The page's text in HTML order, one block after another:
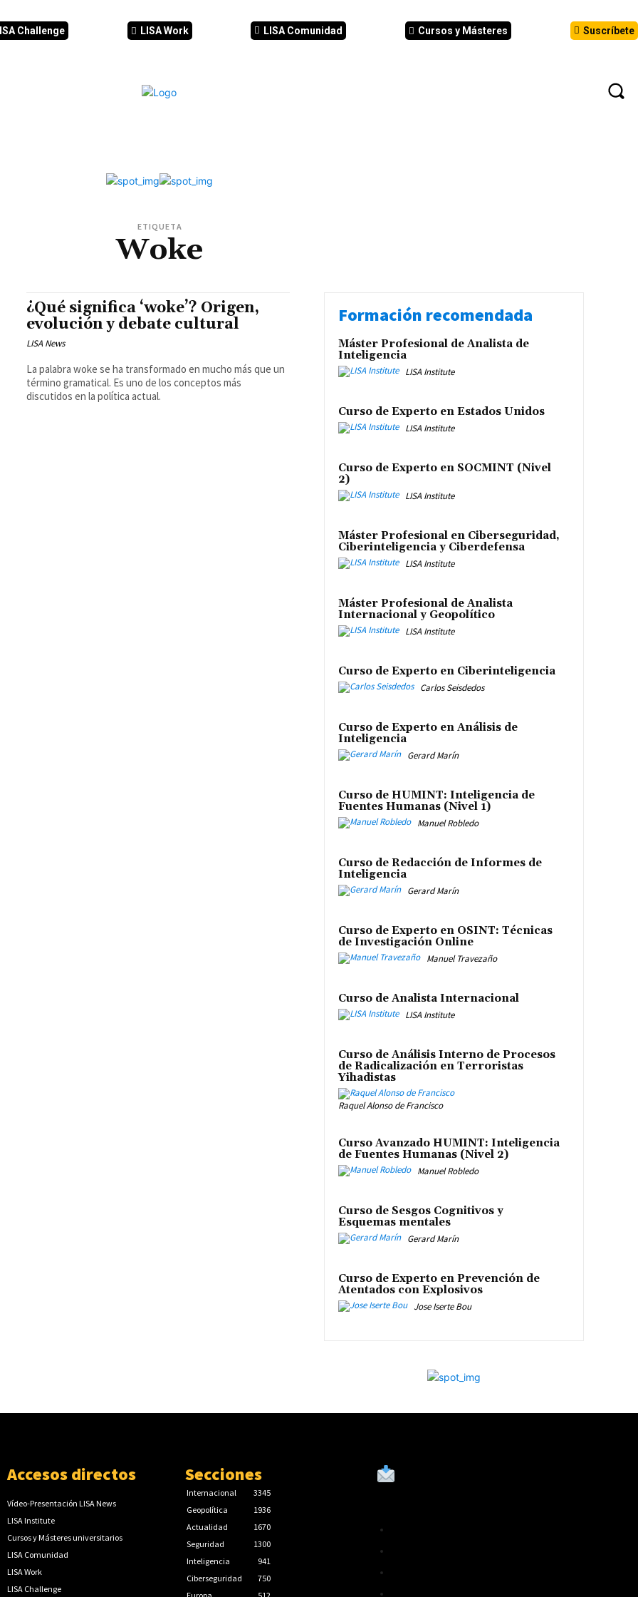
Suscríbete
Cursos y Másteres
LISA Comunidad
LISA Work
Challenge
ETIQUETA
Woke
¿Qué significa ‘woke’? Origen,
evolución y debate cultural
LISA News
La palabra woke se ha transformado en mucho más que un
término gramatical. Es uno de los conceptos más
discutidos en la política actual.
Formación recomendada
Máster Profesional de Analista de
Inteligencia
LISA Institute
Curso de Experto en Estados Unidos
LISA Institute
Curso de Experto en SOCMINT (Nivel
2)
LISA Institute
Máster Profesional en Ciberseguridad,
Ciberinteligencia y Ciberdefensa
LISA Institute
Máster Profesional de Analista
Internacional y Geopolítico
LISA Institute
Curso de Experto en Ciberinteligencia
Carlos Seisdedos
Curso de Experto en Análisis de
Inteligencia
Gerard Marín
Curso de HUMINT: Inteligencia de
Fuentes Humanas (Nivel 1)
Manuel Robledo
Curso de Redacción de Informes de
Inteligencia
Gerard Marín
Curso de Experto en OSINT: Técnicas
de Investigación Online
Manuel Travezaño
Curso de Analista Internacional
LISA Institute
Curso de Análisis Interno de Procesos
de Radicalización en Terroristas
Yihadistas
Raquel Alonso de Francisco
Curso Avanzado HUMINT: Inteligencia
de Fuentes Humanas (Nivel 2)
Manuel Robledo
Curso de Sesgos Cognitivos y
Esquemas mentales
Gerard Marín
Curso de Experto en Prevención de
Atentados con Explosivos
Jose Iserte Bou
Accesos directos
Vídeo-Presentación LISA News
LISA Institute
Cursos y Másteres universitarios
LISA Comunidad
LISA Work
LISA Challenge
Secciones
Internacional
3345
Geopolítica
1936
Actualidad
1670
Seguridad
1300
Inteligencia
941
Ciberseguridad
750